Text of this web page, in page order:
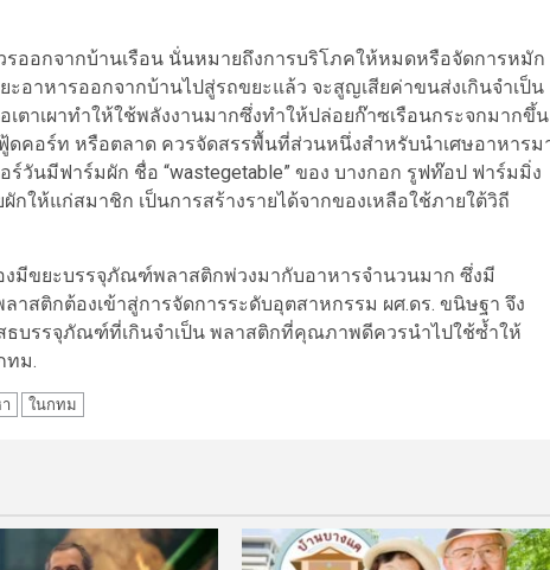
ออกจากบ้านเรือน นั่นหมายถึงการบริโภคให้หมดหรือจัดการหมัก
ะอาหารออกจากบ้านไปสู่รถขยะแล้ว จะสูญเสียค่าขนส่งเกินจำเป็น
ตาเผาทำให้ใช้พลังงานมากซึ่งทำให้ปล่อยก๊าซเรือนกระจกมากขึ้น
คอร์ท หรือตลาด ควรจัดสรรพื้นที่ส่วนหนึ่งสำหรับนำเศษอาหารม
วันมีฟาร์มผัก ชื่อ “wastegetable” ของ บางกอก รูฟท๊อป ฟาร์มมิ่ง
ให้แก่สมาชิก เป็นการสร้างรายได้จากของเหลือใช้ภายใต้วิถี
งมีขยะบรรจุภัณฑ์พลาสติกพ่วงมากับอาหารจำนวนมาก ซึ่งมี
าสติกต้องเข้าสู่การจัดการระดับอุตสาหกรรม ผศ.ดร. ขนิษฐา จึง
ธบรรจุภัณฑ์ที่เกินจำเป็น พลาสติกที่คุณภาพดีควรนำไปใช้ซ้ำให้
ทม.
ในกทม